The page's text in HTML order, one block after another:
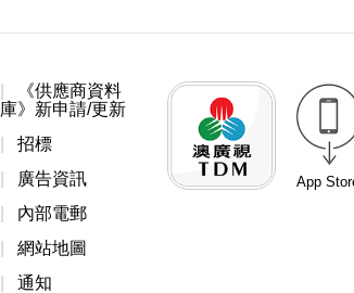
《供應商資料
庫》新申請/更新
招標
廣告資訊
內部電郵
網站地圖
通知
App